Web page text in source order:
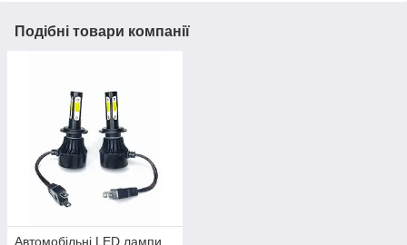
Подібні товари компанії
Автомобільні LED лампи